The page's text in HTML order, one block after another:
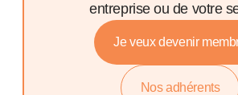
entreprise ou de votre
Je veux devenir
Nos adhérents